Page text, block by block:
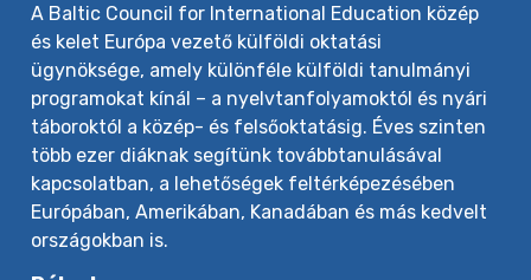
A Baltic Council for International Education közép
és kelet Európa vezető külföldi oktatási
ügynöksége, amely különféle külföldi tanulmányi
programokat kínál – a nyelvtanfolyamoktól és nyári
táboroktól a közép- és felsőoktatásig. Éves szinten
több ezer diáknak segítünk továbbtanulásával
kapcsolatban, a lehetőségek feltérképezésében
Európában, Amerikában, Kanadában és más kedvelt
országokban is.